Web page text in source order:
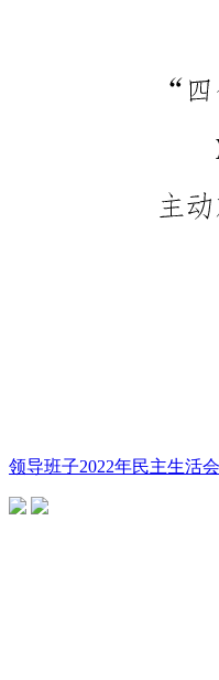
领导班子2022年民主生活